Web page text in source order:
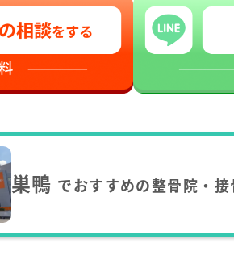
巣鴨 でおすすめの整骨院・